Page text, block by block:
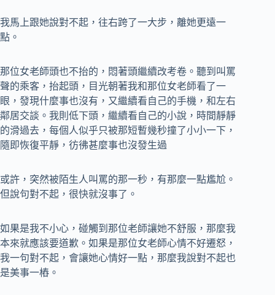
我馬上跟她說對不起，往右跨了一大步，離她更遠一
點。
那位女老師頭也不抬的，悶著頭繼續改考卷。聽到叫罵
聲的乘客，抬起頭，目光朝著我和那位女老師看了一
眼，發現什麼事也沒有，又繼續看自己的手機，和左右
鄰居交談。我則低下頭，繼續看自己的小說，時間靜靜
的滑過去，每個人似乎只被那短暫幾秒撞了小小一下，
隨即恢復平靜，彷彿甚麼事也沒發生過
或許，突然被陌生人叫罵的那一秒，有那麼一點尷尬。
但說句對不起，很快就沒事了。
如果是我不小心，碰觸到那位老師讓她不舒服，那麼我
本來就應該要道歉。如果是那位女老師心情不好遷怒，
我一句對不起，會讓她心情好一點，那麼我說對不起也
是美事一樁。